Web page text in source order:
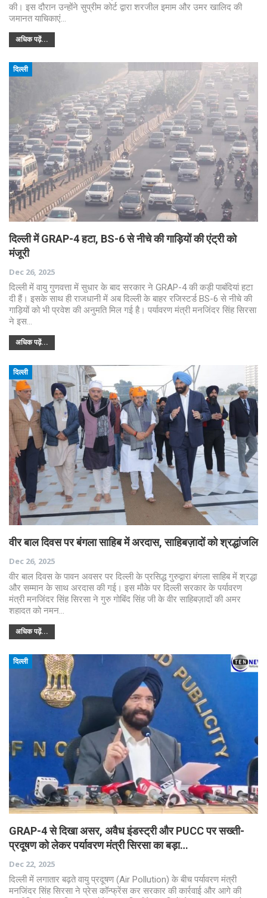
की। इस दौरान उन्होंने सुप्रीम कोर्ट द्वारा शरजील इमाम और उमर खालिद की
जमानत याचिकाएं…
अधिक पढ़ें...
दिल्ली
दिल्ली में GRAP-4 हटा, BS-6 से नीचे की गाड़ियों की एंट्री को
मंजूरी
Dec 26, 2025
दिल्ली में वायु गुणवत्ता में सुधार के बाद सरकार ने GRAP-4 की कड़ी पाबंदियां हटा
दी हैं। इसके साथ ही राजधानी में अब दिल्ली के बाहर रजिस्टर्ड BS-6 से नीचे की
गाड़ियों को भी प्रवेश की अनुमति मिल गई है। पर्यावरण मंत्री मनजिंदर सिंह सिरसा
ने इस…
अधिक पढ़ें...
दिल्ली
वीर बाल दिवस पर बंगला साहिब में अरदास, साहिबज़ादों को श्रद्धांजलि
Dec 26, 2025
वीर बाल दिवस के पावन अवसर पर दिल्ली के प्रसिद्ध गुरुद्वारा बंगला साहिब में श्रद्धा
और सम्मान के साथ अरदास की गई। इस मौके पर दिल्ली सरकार के पर्यावरण
मंत्री मनजिंदर सिंह सिरसा ने गुरु गोबिंद सिंह जी के वीर साहिबज़ादों की अमर
शहादत को नमन…
अधिक पढ़ें...
दिल्ली
GRAP-4 से दिखा असर, अवैध इंडस्ट्री और PUCC पर सख्ती-
प्रदूषण को लेकर पर्यावरण मंत्री सिरसा का बड़ा…
Dec 22, 2025
दिल्ली में लगातार बढ़ते वायु प्रदूषण (Air Pollution) के बीच पर्यावरण मंत्री
मनजिंदर सिंह सिरसा ने प्रेस कॉन्फ्रेंस कर सरकार की कार्रवाई और आगे की